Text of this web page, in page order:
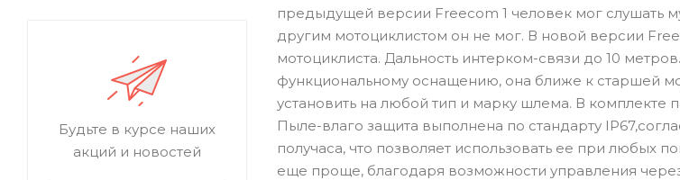
предыдущей версии Freecom 1 человек мог слушать
другим мотоциклистом он не мог. В новой версии
мотоциклиста. Дальность интерком-связи до 10
функциональному оснащению, она ближе к старшей
установить на любой тип и марку шлема. В
Пыле-влаго защита выполнена по стандарту
получаса, что позволяет использовать ее при любых
еще проще, благодаря возможности управления
Будьте в курсе наших
акций и новостей